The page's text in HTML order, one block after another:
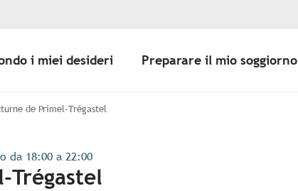
i miei desideri Preparare il mio soggiorno
de Primel-Trégastel
da 18:00 a 22:00
Trégastel